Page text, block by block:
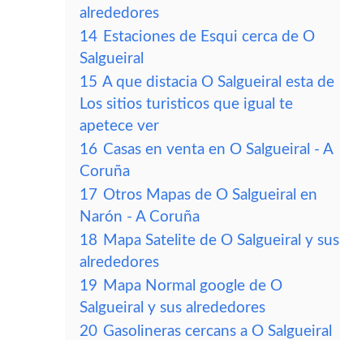
alrededores
14 Estaciones de Esqui cerca de O
Salgueiral
15 A que distacia O Salgueiral esta de
Los sitios turisticos que igual te
apetece ver
16 Casas en venta en O Salgueiral - A
Coruña
17 Otros Mapas de O Salgueiral en
Narón - A Coruña
18 Mapa Satelite de O Salgueiral y sus
alrededores
19 Mapa Normal google de O
Salgueiral y sus alrededores
20 Gasolineras cercans a O Salgueiral